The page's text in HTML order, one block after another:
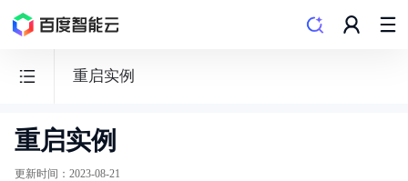
重启实例
云
数
重启实例
更新时间 ： 2023-08-21